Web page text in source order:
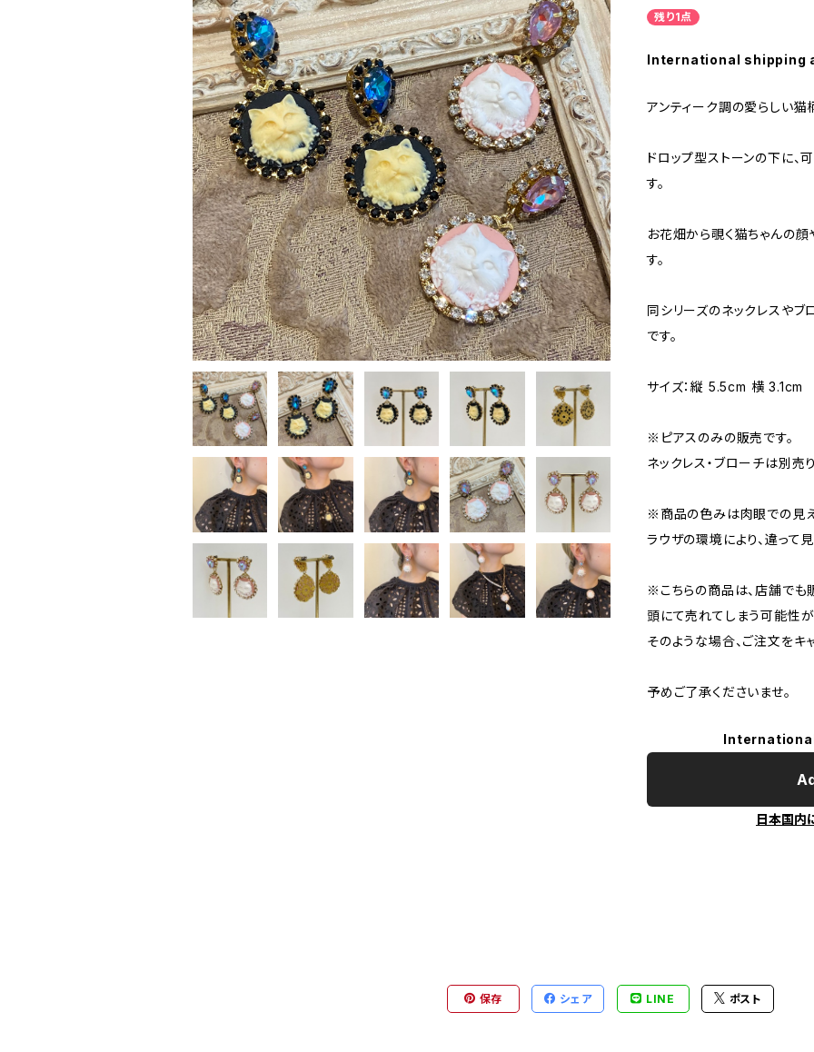
残り1点
International shipping
アンティーク調の愛らしい猫
ドロップ型ストーンの下に、
す。
お花畑から覗く猫ちゃんの
す。
同シリーズのネックレスやブ
です。
サイズ：縦 5.5cm 横 3.1cm
※ピアスのみの販売です。
ネックレス・ブローチは別売り
※商品の色みは肉眼での見
ラウザの環境により、違って
※こちらの商品は、店舗でも
頭にて売れてしまう可能性が
そのような場合、ご注文をキ
予めご了承くださいませ。
日本国内
保存 シェア LINE ポスト